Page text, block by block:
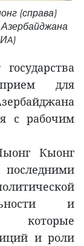
(справа)
для
с рабочим
Кыонг
и
которые
и роли